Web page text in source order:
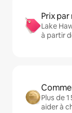
Prix
Lake
à partir
Plus de
aider à